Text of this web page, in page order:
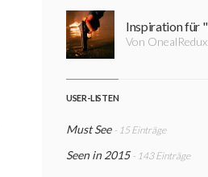
Von OnealRedux
USER-LISTEN
Must See - 15 Einträge
Seen in 2015 - 143 Einträge